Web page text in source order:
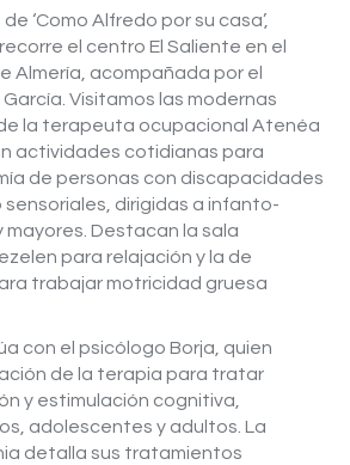
‘Como Alfredo por su casa’,
el centro El Saliente en el
Almería, acompañada por el
Visitamos las modernas
la terapeuta ocupacional Atenéa
actividades cotidianas para
de personas con discapacidades
sensoriales, dirigidas a infanto-
mayores. Destacan la sala
para relajación y la de
trabajar motricidad gruesa
con el psicólogo Borja, quien
de la terapia para tratar
y estimulación cognitiva,
adolescentes y adultos. La
detalla sus tratamientos